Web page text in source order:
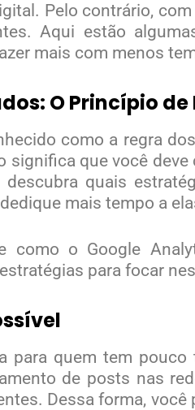
Pelo contrário,
Aqui estão
mais com menos
O Princípio
como a regra
que você
quais
mais tempo a
como o Google
para focar
para quem tem
de posts nas
Dessa forma,